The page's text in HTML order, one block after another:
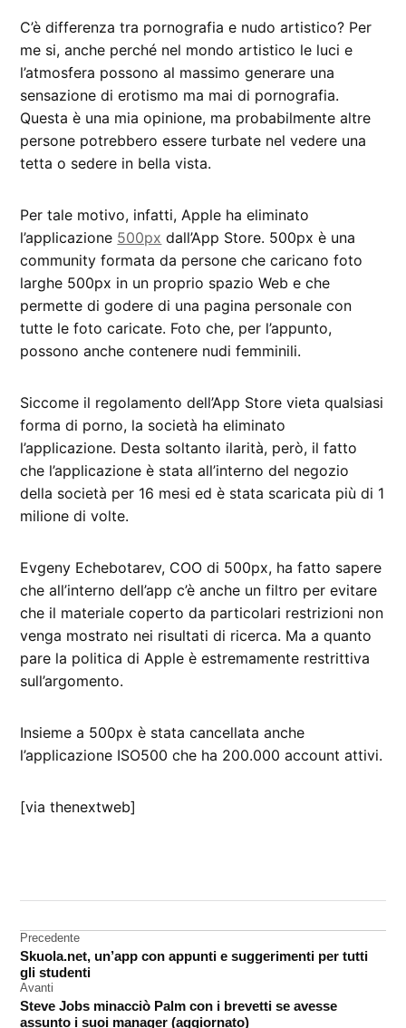
C’è differenza tra pornografia e nudo artistico? Per
me si, anche perché nel mondo artistico le luci e
l’atmosfera possono al massimo generare una
sensazione di erotismo ma mai di pornografia.
Questa è una mia opinione, ma probabilmente altre
persone potrebbero essere turbate nel vedere una
tetta o sedere in bella vista.
Per tale motivo, infatti, Apple ha eliminato
l’applicazione 500px dall’App Store. 500px è una
community formata da persone che caricano foto
larghe 500px in un proprio spazio Web e che
permette di godere di una pagina personale con
tutte le foto caricate. Foto che, per l’appunto,
possono anche contenere nudi femminili.
Siccome il regolamento dell’App Store vieta qualsiasi
forma di porno, la società ha eliminato
l’applicazione. Desta soltanto ilarità, però, il fatto
che l’applicazione è stata all’interno del negozio
della società per 16 mesi ed è stata scaricata più di 1
milione di volte.
Evgeny Echebotarev, COO di 500px, ha fatto sapere
che all’interno dell’app c’è anche un filtro per evitare
che il materiale coperto da particolari restrizioni non
venga mostrato nei risultati di ricerca. Ma a quanto
pare la politica di Apple è estremamente restrittiva
sull’argomento.
Insieme a 500px è stata cancellata anche
l’applicazione ISO500 che ha 200.000 account attivi.
[via thenextweb]
ban
Navigazione
articoli
Precedente
Skuola.net, un’app con appunti e suggerimenti per tutti
gli studenti
Avanti
Steve Jobs minacciò Palm con i brevetti se avesse
assunto i suoi manager (aggiornato)